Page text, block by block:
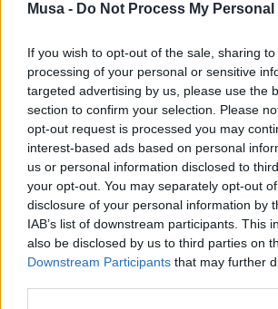
Musa - Do Not Process My
If you wish to opt-out of the sale, sharing
processing of your personal or sensitive
targeted advertising by us, please use the
section to confirm your selection. Please
opt-out request is processed you may
interest-based ads based on personal
us or personal information disclosed to
your opt-out. You may separately opt-out
disclosure of your personal information by
IAB’s list of downstream participants. This
also be disclosed by us to third parties on
Downstream Participants that may further
L’iniziativa è organizzata
Milano-Bicocca insieme a
partner accademici e
cuiMUSA scarl, con
spazio a idee ad alto
nuove connessioni tra ricerca
Per partecipare è possibile
attraverso illink ufficiale
L’iniziativa è organizzata
degli Studi di Milano-
partnership con Fondazione
scarl, Università degli Studi